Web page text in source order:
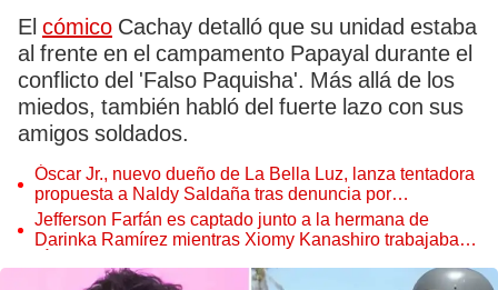
El cómico Cachay detalló que su unidad estaba
al frente en el campamento Papayal durante el
conflicto del 'Falso Paquisha'. Más allá de los
miedos, también habló del fuerte lazo con sus
amigos soldados.
Óscar Jr., nuevo dueño de La Bella Luz, lanza tentadora
propuesta a Naldy Saldaña tras denuncia por
tocamientos
Jefferson Farfán es captado junto a la hermana de
Darinka Ramírez mientras Xiomy Kanashiro trabajaba: